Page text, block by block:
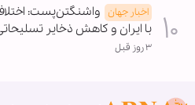
اخبار جهان واشنگتن‌پست:
با ایران و کاهش ذخایر
۳ روز قبل